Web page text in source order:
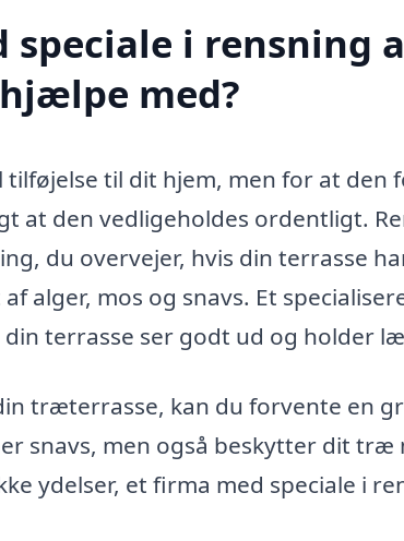
speciale i rensning
med?
til dit hjem, men for at den
at den vedligeholdes ordentligt.
du overvejer, hvis din terrasse
alger, mos og snavs. Et
terrasse ser godt ud og holder
træterrasse, kan du forvente en
snavs, men også beskytter dit
ydelser, et firma med speciale i